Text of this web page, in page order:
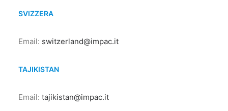
SVIZZERA
Email: switzerland@impac.it
TAJIKISTAN
Email: tajikistan@impac.it